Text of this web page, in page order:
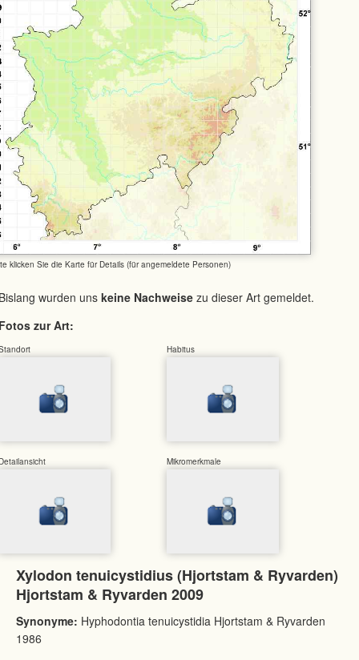
klicken Sie die Karte für Details (für angemeldete Personen)
wurden uns keine Nachweise zu dieser Art gemeldet.
zur Art:
Habitus
Mikromerkmale
Xylodon tenuicystidius (Hjortstam & Ryvarden)
Hjortstam & Ryvarden 2009
Synonyme: Hyphodontia tenuicystidia Hjortstam & Ryvarden
1986